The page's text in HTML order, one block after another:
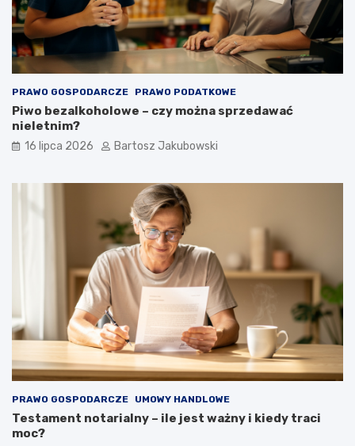
PRAWO GOSPODARCZE PRAWO PODATKOWE
Piwo bezalkoholowe – czy można sprzedawać
nieletnim?
16 lipca 2026 Bartosz Jakubowski
PRAWO GOSPODARCZE UMOWY HANDLOWE
Testament notarialny – ile jest ważny i kiedy traci
moc?